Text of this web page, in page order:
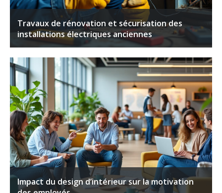
Travaux de rénovation et sécurisation des
installations électriques anciennes
Impact du design d’intérieur sur la motivation